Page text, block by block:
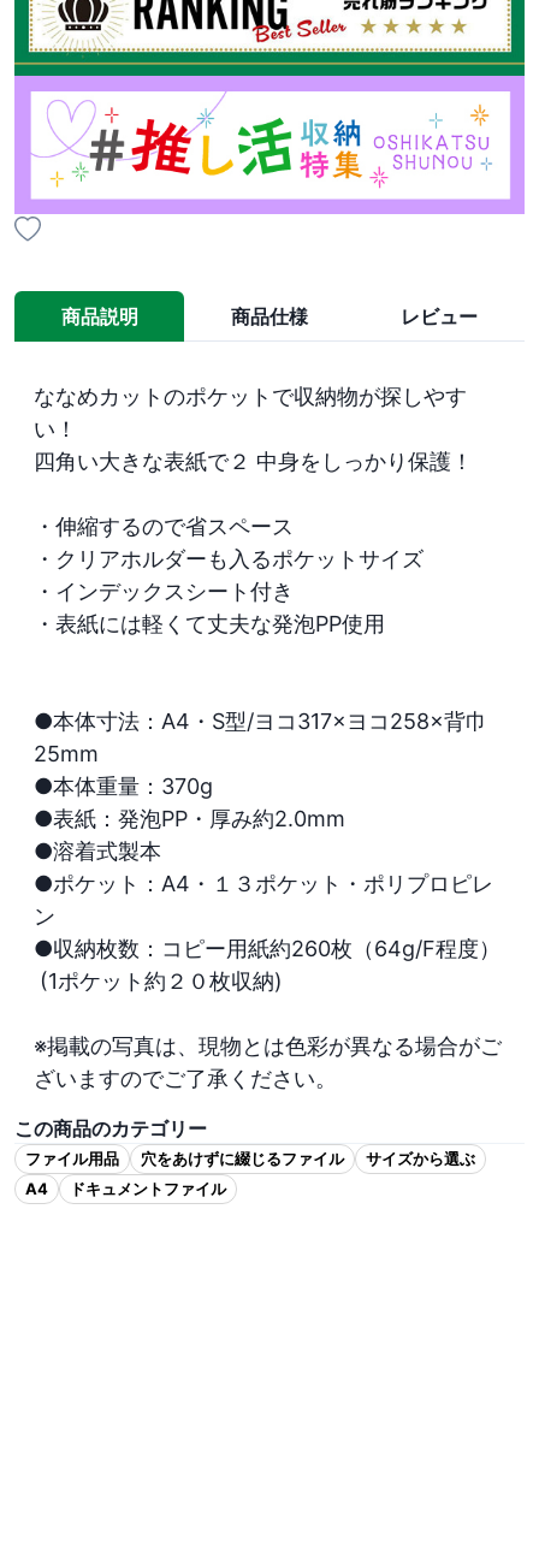
商品説明 商品仕様 レビュー
ななめカットのポケットで収納物が探しやす
い！
四角い大きな表紙で２ 中身をしっかり保護！
・伸縮するので省スペース
・クリアホルダーも入るポケットサイズ
・インデックスシート付き
・表紙には軽くて丈夫な発泡PP使用
●本体寸法：A4・S型/ヨコ317×ヨコ258×背巾
25mm
●本体重量：370g
●表紙：発泡PP・厚み約2.0mm
●溶着式製本
●ポケット：A4・１３ポケット・ポリプロピレ
ン
●収納枚数：コピー用紙約260枚（64g/F程度）
※掲載の写真は、現物とは色彩が異なる場合がご
ざいますのでご了承ください。
この商品のカテゴリー
ファイル用品 穴をあけずに綴じるファイル
サイズから選ぶ
A4
ドキュメントファイル